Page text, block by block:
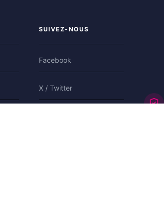
SUIVEZ-NOUS
Facebook
X / Twitter